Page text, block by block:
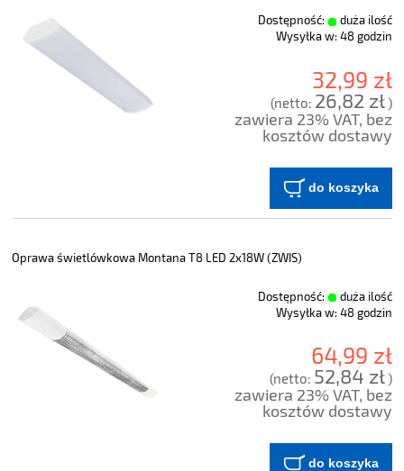
Dostępność:
duża ilość
Wysyłka w: 48 godzin
32,99 zł
(netto: 26,82 zł)
zawiera 23% VAT, bez
kosztów dostawy
do koszyka
Oprawa świetlówkowa Montana T8 LED 2x18W (ZWIS)
Dostępność:
duża ilość
Wysyłka w: 48 godzin
64,99 zł
(netto: 52,84 zł)
zawiera 23% VAT, bez
kosztów dostawy
do koszyka